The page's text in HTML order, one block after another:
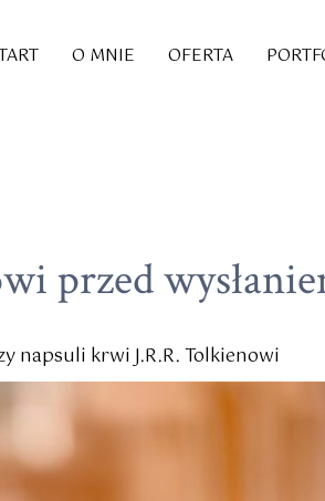
O MNIE OFERTA
przed
napsuli krwi J.R.R. Tolkienowi